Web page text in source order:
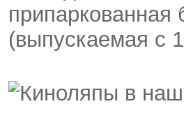
припаркованная
(выпускаемая с